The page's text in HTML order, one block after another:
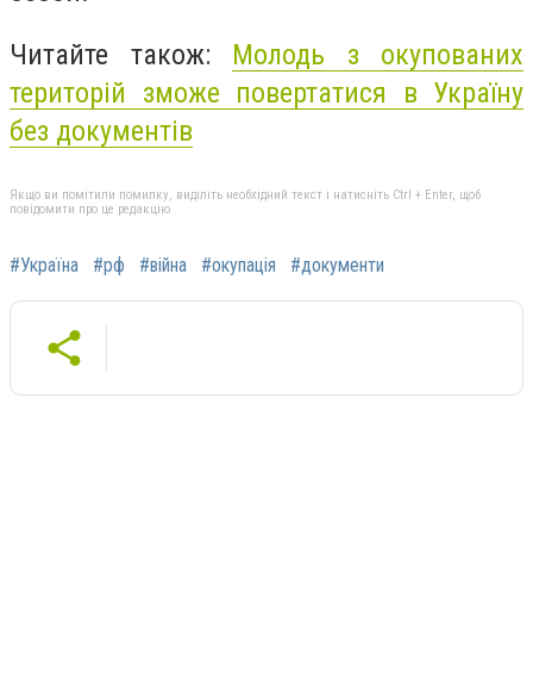
Читайте також: Молодь з окупованих
територій зможе повертатися в Україну
без документів
Якщо ви помітили помилку, виділіть необхідний текст і натисніть Ctrl + Enter, щоб
повідомити про це редакцію
#Україна #рф #війна #окупація #документи